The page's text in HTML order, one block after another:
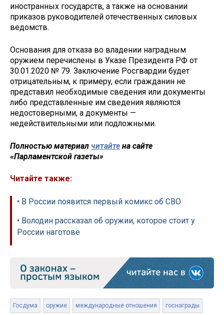
иностранных государств, а также на основании
приказов руководителей отечественных силовых
ведомств.
Основания для отказа во владении наградным
оружием перечислены в Указе Президента РФ от
30.01.2020 № 79. Заключение Росгвардии будет
отрицательным, к примеру, если гражданин не
представил необходимые сведения или документы
либо представленные им сведения являются
недостоверными, а документы —
недействительными или подложными.
Полностью материал читайте на сайте
«Парламентской газеты»
Читайте также:
• В России появится первый комикс об СВО
• Володин рассказал об оружии, которое стоит у
России наготове
Госдума оружие международные отношения госнаграды